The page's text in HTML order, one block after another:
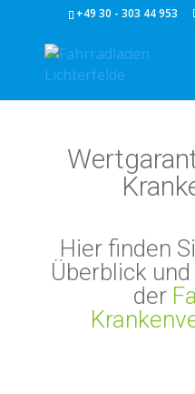
+49 30 - 303 44 953
Hier finden
Überblick
der